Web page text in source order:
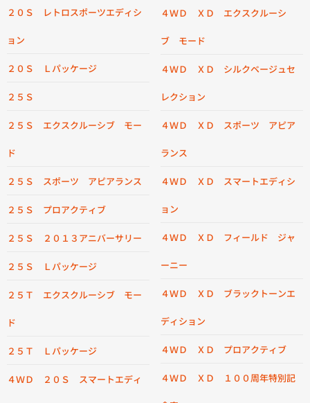
２０Ｓ レトロスポーツエディシ
ョン
２０Ｓ Ｌパッケージ
２５Ｓ
２５Ｓ エクスクルーシブ モー
ド
２５Ｓ スポーツ アピアランス
２５Ｓ プロアクティブ
２５Ｓ ２０１３アニバーサリー
２５Ｓ Ｌパッケージ
２５Ｔ エクスクルーシブ モー
ド
２５Ｔ Ｌパッケージ
４ＷＤ ２０Ｓ スマートエディ
４ＷＤ ＸＤ エクスクルーシ
ブ モード
４ＷＤ ＸＤ シルクベージュセ
レクション
４ＷＤ ＸＤ スポーツ アピア
ランス
４ＷＤ ＸＤ スマートエディシ
ョン
４ＷＤ ＸＤ フィールド ジャ
ーニー
４ＷＤ ＸＤ ブラックトーンエ
ディション
４ＷＤ ＸＤ プロアクティブ
４ＷＤ ＸＤ １００周年特別記